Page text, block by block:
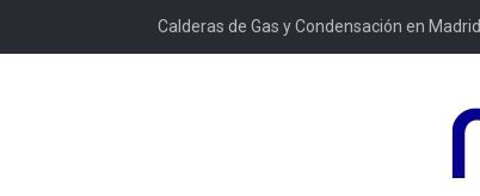
Calderas de Gas y Condensación en Madrid